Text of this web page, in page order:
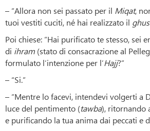
– “Allora non sei passato per il Miqat,
tuoi vestiti cuciti, né hai realizzato il
Poi chiese: “Hai purificato te stesso, sei
di ihram (stato di consacrazione al
formulato l’intenzione per l’Hajj?”
– “Si.”
– “Mentre lo facevi, intendevi volgerti a
luce del pentimento (tawba), ritornando
e purificando la tua anima dai peccati e